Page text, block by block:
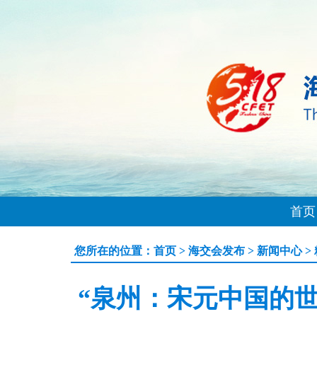
首页
您所在的位置： 首页 > 海交会发布 > 新闻中心>
“泉州：宋元中国的